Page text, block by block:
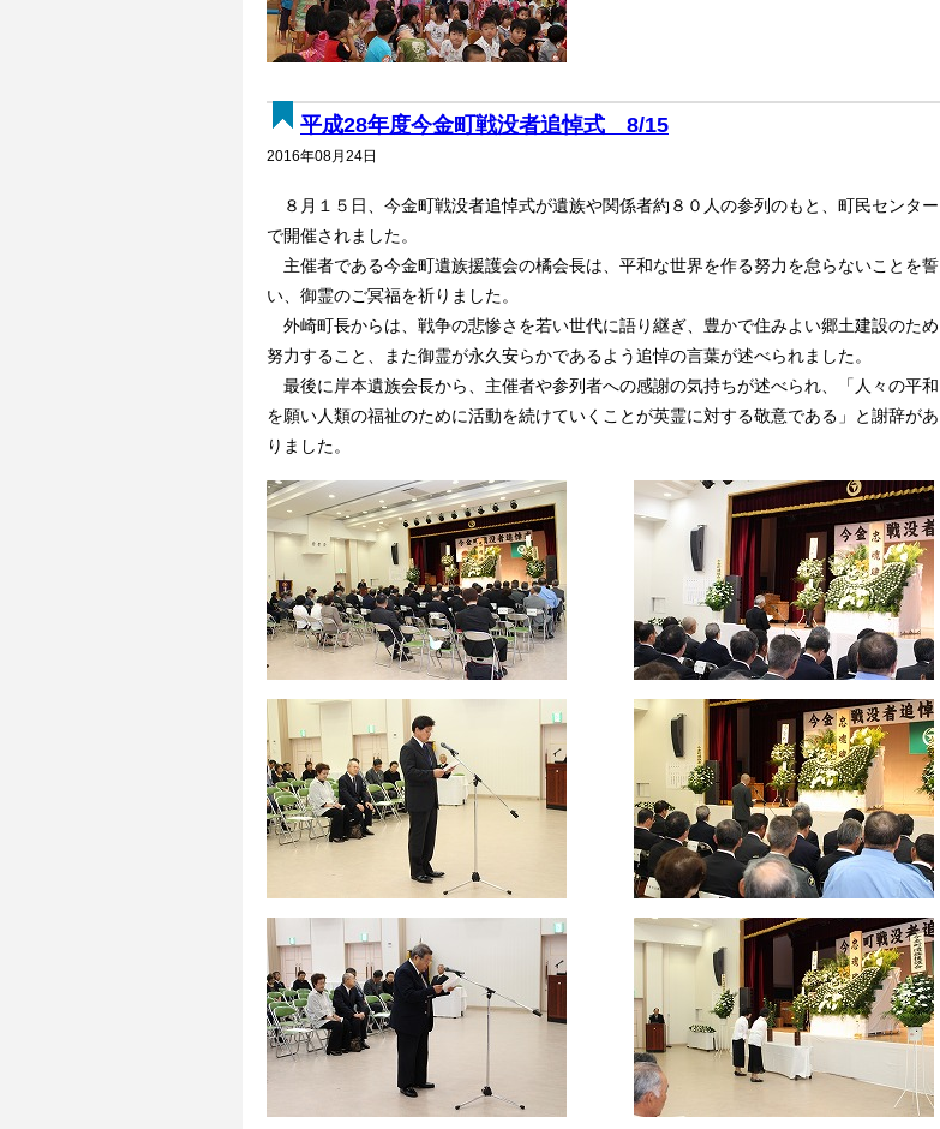
平成28年度今金町戦没者追悼式 8/15
2016年08月24日
８月１５日、今金町戦没者追悼式が遺族や関係者約８０人の参列のもと、町民センター
で開催されました。
主催者である今金町遺族援護会の橘会長は、平和な世界を作る努力を怠らないことを誓
い、御霊のご冥福を祈りました。
外崎町長からは、戦争の悲惨さを若い世代に語り継ぎ、豊かで住みよい郷土建設のため
努力すること、また御霊が永久安らかであるよう追悼の言葉が述べられました。
最後に岸本遺族会長から、主催者や参列者への感謝の気持ちが述べられ、「人々の平和
を願い人類の福祉のために活動を続けていくことが英霊に対する敬意である」と謝辞があ
りました。